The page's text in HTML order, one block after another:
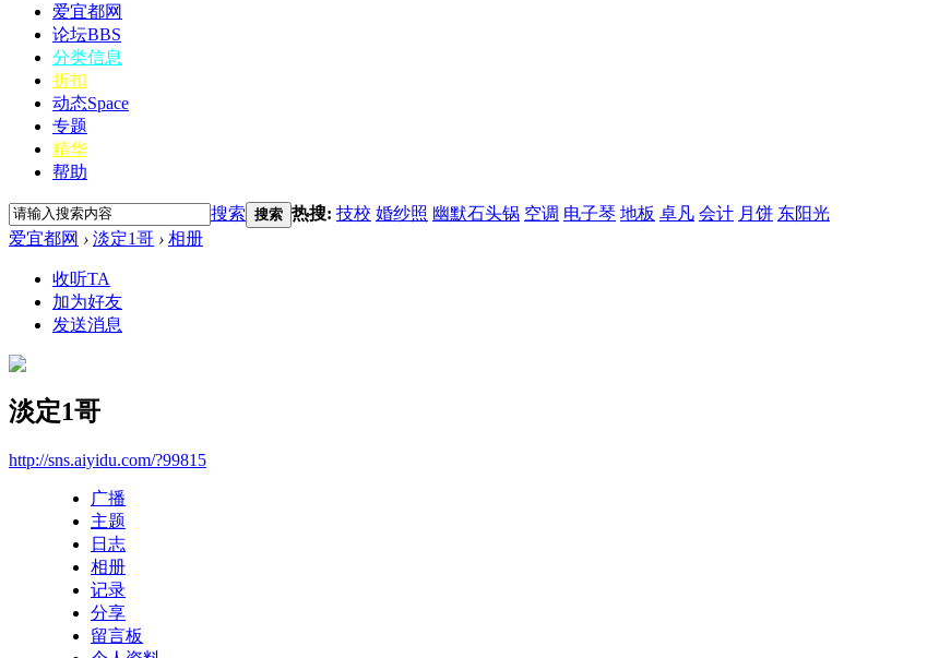
爱宜都网
论坛BBS
分类信息
折扣
动态Space
专题
精华
帮助
搜索 搜索 热搜: 技校 婚纱照 幽默石头锅 空调 电子琴 地板 卓凡 会计 月饼 东阳光
爱宜都网 › 淡定1哥 › 相册
收听TA
加为好友
发送消息
淡定1哥
http://sns.aiyidu.com/?99815
广播
主题
日志
相册
记录
分享
留言板